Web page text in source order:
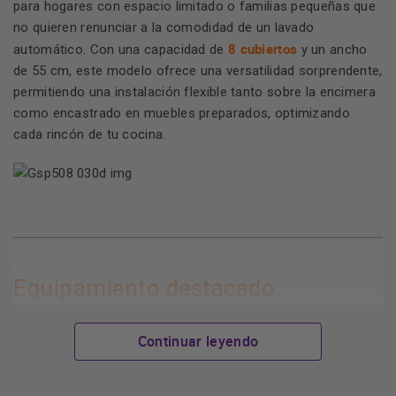
para hogares con espacio limitado o familias pequeñas que
no quieren renunciar a la comodidad de un lavado
automático. Con una capacidad de 8 cubiertos y un ancho
de 55 cm, este modelo ofrece una versatilidad sorprendente,
permitiendo una instalación flexible tanto sobre la encimera
como encastrado en muebles preparados, optimizando
cada rincón de tu cocina.
Equipamiento destacado
Continuar leyendo